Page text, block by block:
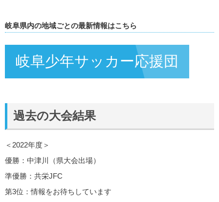
岐阜県内の地域ごとの最新情報はこちら
岐阜少年サッカー応援団
過去の大会結果
＜2022年度＞
優勝：中津川（県大会出場）
準優勝：共栄JFC
第3位：情報をお待ちしています